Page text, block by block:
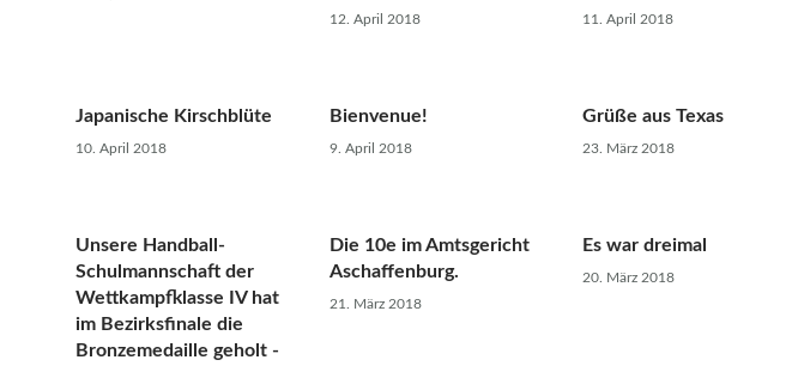
12. April 2018 11. April 2018
Japanische Kirschblüte
10. April 2018
Bienvenue!
9. April 2018
Grüße aus Texas
23. März 2018
Unsere Handball-
Schulmannschaft der
Wettkampfklasse IV hat
im Bezirksfinale die
Bronzemedaille geholt -
Die 10e im Amtsgericht
Aschaffenburg.
21. März 2018
Es war dreimal
20. März 2018